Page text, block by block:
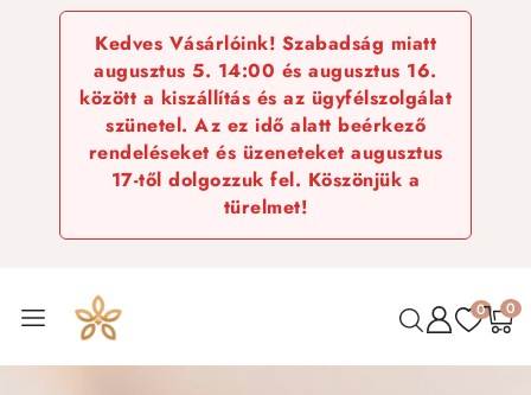
Kedves Vásárlóink! Szabadság miatt
augusztus 5. 14:00 és augusztus 16.
között a kiszállítás és az ügyfélszolgálat
szünetel. Az ez idő alatt beérkező
rendeléseket és üzeneteket augusztus
17-től dolgozzuk fel. Köszönjük a
türelmet!
0 0